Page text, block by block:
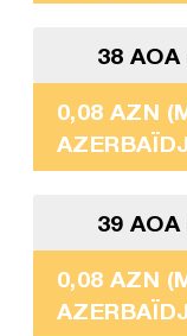
38
0,08 AZN
39
0,08 AZN